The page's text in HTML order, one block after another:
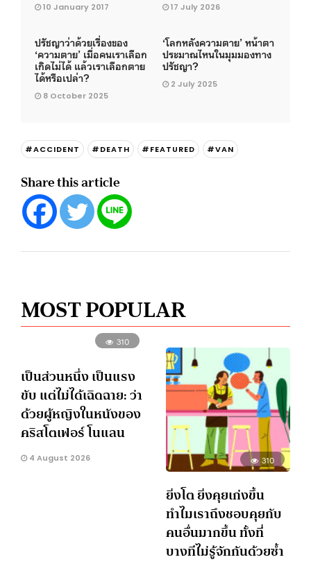
10 January 2017 17 July 2026
ปรัชญาว่าด้วยเรื่องของ
‘ความตาย’ เมื่อคนเราเลือก
เกิดไม่ได้ แล้วเราเลือกตาย
ได้หรือเปล่า?
8 October 2025
‘โลกหลังความตาย’ หน้าตา
ประมาณไหนในมุมมองทาง
ปรัชญา?
2 July 2025
#ACCIDENT #DEATH #FEATURED #VAN
Share this article
MOST POPULAR
310
เป็นส่วนหนึ่ง เป็นแรง
ขับ แต่ไม่ได้เฉิดฉาย: ว่า
ด้วยผู้หญิงในหนังของ
คริสโตเฟอร์ โนแลน
4 August 2026 310
ยิ่งโต ยิ่งคุยเก่งขึ้น
ทำไมเราถึงชอบคุยกับ
คนอื่นมากขึ้น ทั้งที่
บางทีไม่รู้จักกันด้วยซ้ำ